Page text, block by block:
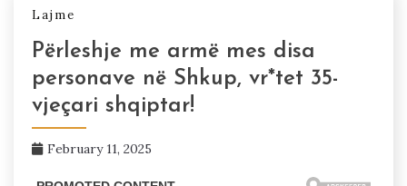
Lajme
Përleshje me armë mes disa
personave në Shkup, vr*tet 35-
vjeçari shqiptar!
February 11, 2025